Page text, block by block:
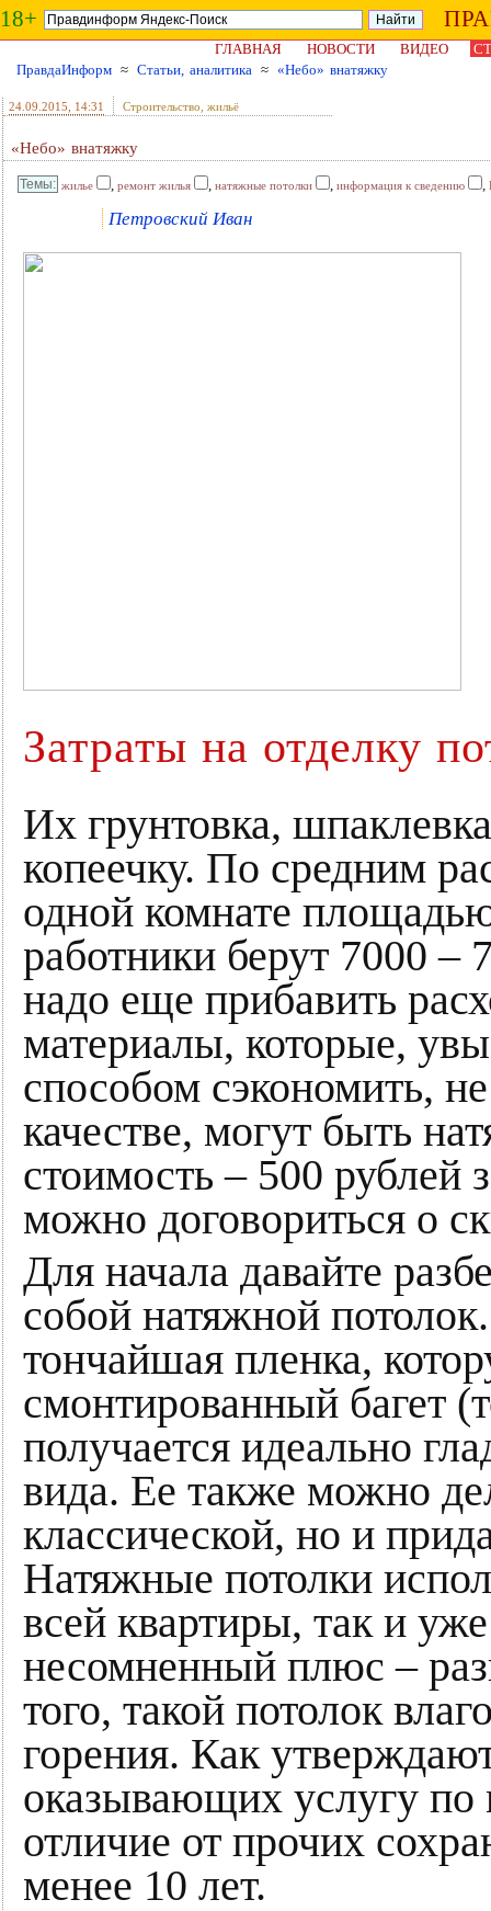
18+
ГЛАВНАЯ НОВОСТИ ВИДЕО
ПравдаИнформ ≈ Статьи, аналитика ≈ «Небо» внатяжку
24.09.2015 , 14:31 Строительство, жильё
«Небо» внатяжку
жилье , ремонт жилья , натяжные потолки , информация к сведению ,
Петровский Иван
Затраты на отделку
Их грунтовка,
копеечку. По средним
одной комнате
работники берут 7000 –
надо еще прибавить
материалы, которые,
способом сэкономить,
качестве, могут быть
стоимость – 500 рублей
можно договориться о
Для начала давайте
собой натяжной
тончайшая пленка,
смонтированный багет
получается идеально
вида. Ее также можно
классической, но и
Натяжные потолки
всей квартиры, так и
несомненный плюс –
того, такой потолок
горения. Как
оказывающих услугу по
отличие от прочих
менее 10 лет.